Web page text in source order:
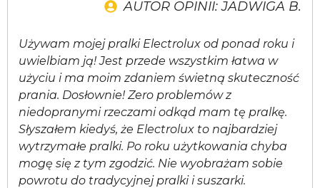
AUTOR OPINII: JADWIGA B.
Używam mojej pralki Electrolux od ponad roku i
uwielbiam ją! Jest przede wszystkim łatwa w
użyciu i ma moim zdaniem świetną skuteczność
prania. Dosłownie! Zero problemów z
niedopranymi rzeczami odkąd mam tę pralkę.
Słyszałem kiedyś, że Electrolux to najbardziej
wytrzymałe pralki. Po roku użytkowania chyba
mogę się z tym zgodzić. Nie wyobrażam sobie
powrotu do tradycyjnej pralki i suszarki.